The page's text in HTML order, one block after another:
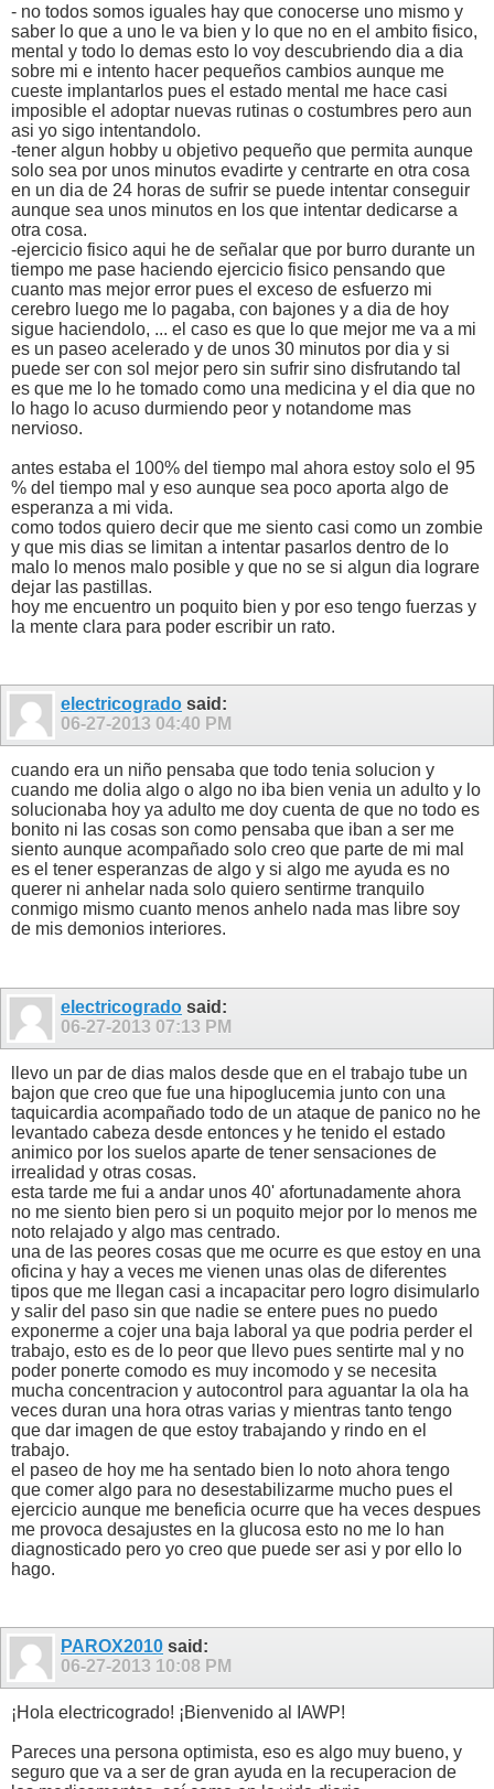
- no todos somos iguales hay que conocerse uno mismo y
saber lo que a uno le va bien y lo que no en el ambito fisico,
mental y todo lo demas esto lo voy descubriendo dia a dia
sobre mi e intento hacer pequeños cambios aunque me
cueste implantarlos pues el estado mental me hace casi
imposible el adoptar nuevas rutinas o costumbres pero aun
asi yo sigo intentandolo.
-tener algun hobby u objetivo pequeño que permita aunque
solo sea por unos minutos evadirte y centrarte en otra cosa
en un dia de 24 horas de sufrir se puede intentar conseguir
aunque sea unos minutos en los que intentar dedicarse a
otra cosa.
-ejercicio fisico aqui he de señalar que por burro durante un
tiempo me pase haciendo ejercicio fisico pensando que
cuanto mas mejor error pues el exceso de esfuerzo mi
cerebro luego me lo pagaba, con bajones y a dia de hoy
sigue haciendolo, ... el caso es que lo que mejor me va a mi
es un paseo acelerado y de unos 30 minutos por dia y si
puede ser con sol mejor pero sin sufrir sino disfrutando tal
es que me lo he tomado como una medicina y el dia que no
lo hago lo acuso durmiendo peor y notandome mas
nervioso.
antes estaba el 100% del tiempo mal ahora estoy solo el 95
% del tiempo mal y eso aunque sea poco aporta algo de
esperanza a mi vida.
como todos quiero decir que me siento casi como un zombie
y que mis dias se limitan a intentar pasarlos dentro de lo
malo lo menos malo posible y que no se si algun dia lograre
dejar las pastillas.
hoy me encuentro un poquito bien y por eso tengo fuerzas y
la mente clara para poder escribir un rato.
electricogrado said:
06-27-2013 04:40 PM
cuando era un niño pensaba que todo tenia solucion y
cuando me dolia algo o algo no iba bien venia un adulto y lo
solucionaba hoy ya adulto me doy cuenta de que no todo es
bonito ni las cosas son como pensaba que iban a ser me
siento aunque acompañado solo creo que parte de mi mal
es el tener esperanzas de algo y si algo me ayuda es no
querer ni anhelar nada solo quiero sentirme tranquilo
conmigo mismo cuanto menos anhelo nada mas libre soy
de mis demonios interiores.
electricogrado said:
06-27-2013 07:13 PM
llevo un par de dias malos desde que en el trabajo tube un
bajon que creo que fue una hipoglucemia junto con una
taquicardia acompañado todo de un ataque de panico no he
levantado cabeza desde entonces y he tenido el estado
animico por los suelos aparte de tener sensaciones de
irrealidad y otras cosas.
esta tarde me fui a andar unos 40' afortunadamente ahora
no me siento bien pero si un poquito mejor por lo menos me
noto relajado y algo mas centrado.
una de las peores cosas que me ocurre es que estoy en una
oficina y hay a veces me vienen unas olas de diferentes
tipos que me llegan casi a incapacitar pero logro disimularlo
y salir del paso sin que nadie se entere pues no puedo
exponerme a cojer una baja laboral ya que podria perder el
trabajo, esto es de lo peor que llevo pues sentirte mal y no
poder ponerte comodo es muy incomodo y se necesita
mucha concentracion y autocontrol para aguantar la ola ha
veces duran una hora otras varias y mientras tanto tengo
que dar imagen de que estoy trabajando y rindo en el
trabajo.
el paseo de hoy me ha sentado bien lo noto ahora tengo
que comer algo para no desestabilizarme mucho pues el
ejercicio aunque me beneficia ocurre que ha veces despues
me provoca desajustes en la glucosa esto no me lo han
diagnosticado pero yo creo que puede ser asi y por ello lo
hago.
PAROX2010 said:
06-27-2013 10:08 PM
¡Hola electricogrado! ¡Bienvenido al IAWP!
Pareces una persona optimista, eso es algo muy bueno, y
seguro que va a ser de gran ayuda en la recuperacion de